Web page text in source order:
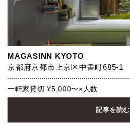
MAGASINN KYOTO
京都府京都市上京区中書町685-1
一軒家貸切 ¥5,000〜×人数
記事を読む